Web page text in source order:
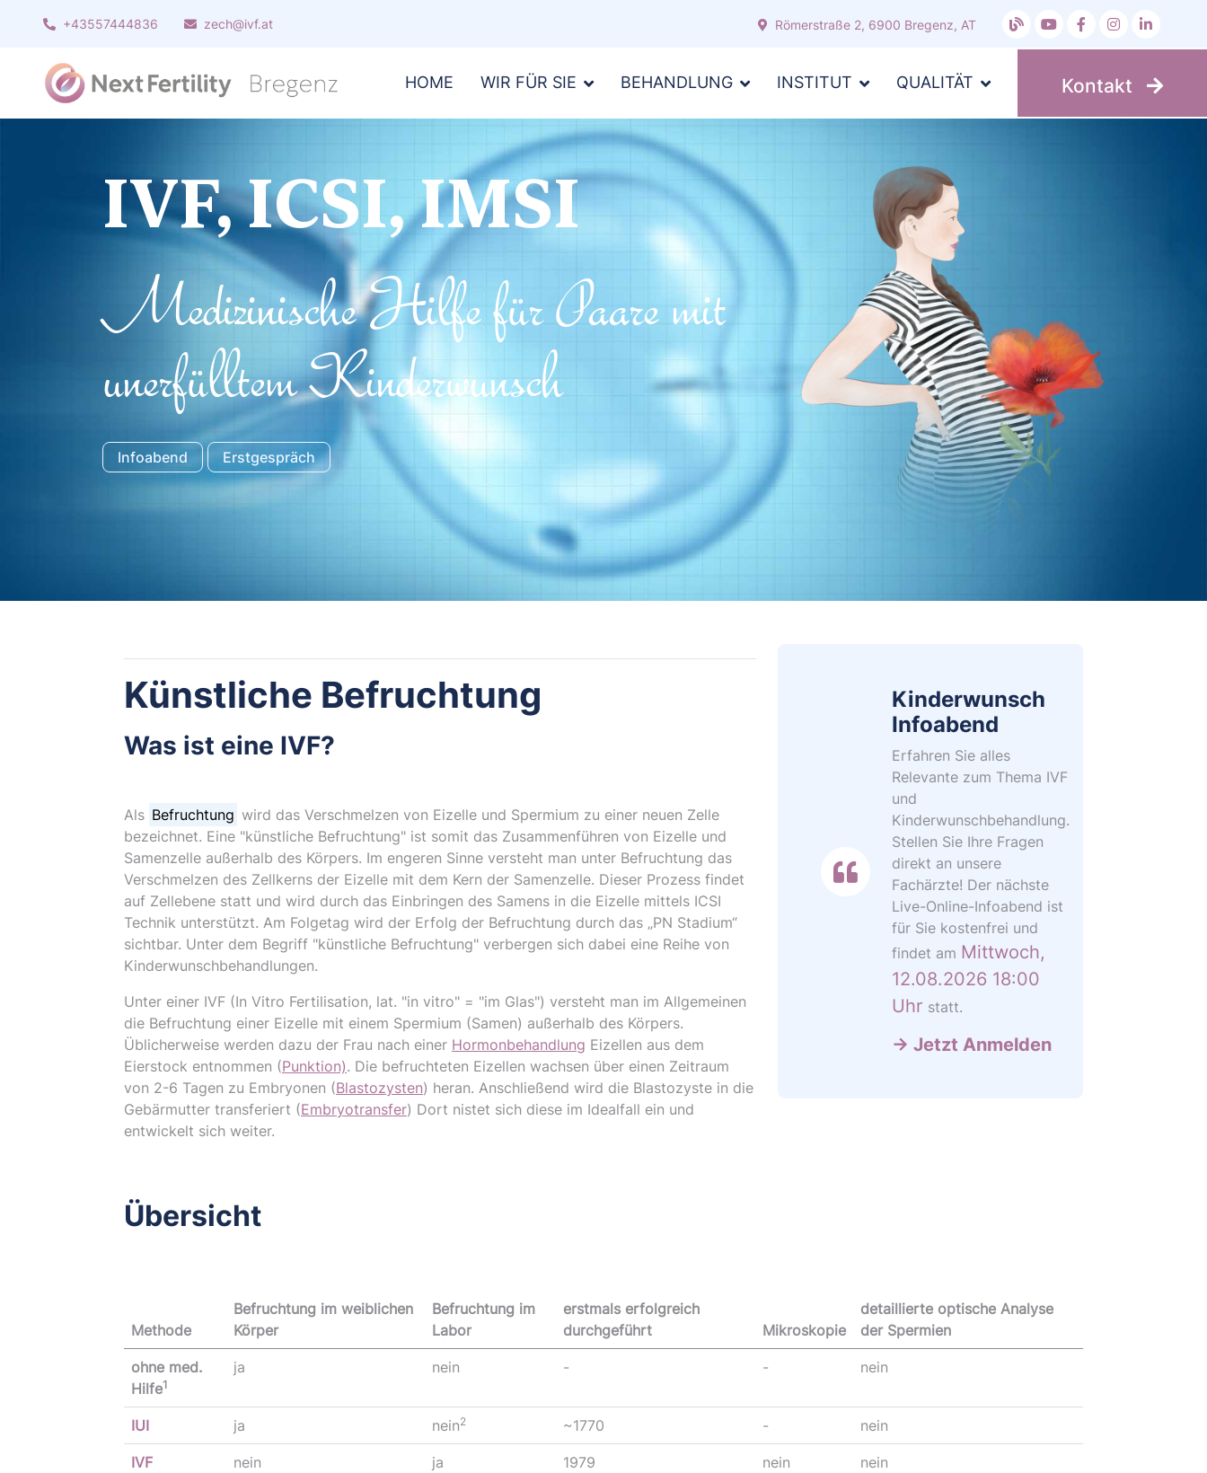
+43557444836 zech@ivf.at Römerstraße 2, 6900 Bregenz, AT
HOME WIR FÜR SIE BEHANDLUNG INSTITUT QUALITÄT Kontakt
IVF, ICSI, IMSI
Medizinische Hilfe für Paare mit
unerfülltem Kinderwunsch
Infoabend Erstgespräch
Künstliche Befruchtung
Was ist eine IVF?
Als Befruchtung wird das Verschmelzen von Eizelle und Spermium zu einer neuen Zelle
bezeichnet. Eine "künstliche Befruchtung" ist somit das Zusammenführen von Eizelle und
Samenzelle außerhalb des Körpers. Im engeren Sinne versteht man unter Befruchtung das
Verschmelzen des Zellkerns der Eizelle mit dem Kern der Samenzelle. Dieser Prozess findet
auf Zellebene statt und wird durch das Einbringen des Samens in die Eizelle mittels ICSI
Technik unterstützt. Am Folgetag wird der Erfolg der Befruchtung durch das „PN Stadium“
sichtbar. Unter dem Begriff "künstliche Befruchtung" verbergen sich dabei eine Reihe von
Kinderwunschbehandlungen.
Unter einer IVF (In Vitro Fertilisation, lat. "in vitro" = "im Glas") versteht man im Allgemeinen
die Befruchtung einer Eizelle mit einem Spermium (Samen) außerhalb des Körpers.
Üblicherweise werden dazu der Frau nach einer Hormonbehandlung Eizellen aus dem
Eierstock entnommen (Punktion). Die befruchteten Eizellen wachsen über einen Zeitraum
von 2-6 Tagen zu Embryonen (Blastozysten) heran. Anschließend wird die Blastozyste in die
Gebärmutter transferiert (Embryotransfer) Dort nistet sich diese im Idealfall ein und
entwickelt sich weiter.
Kinderwunsch
Infoabend
Erfahren Sie alles
Relevante zum Thema IVF
und
Kinderwunschbehandlung.
Stellen Sie Ihre Fragen
direkt an unsere
Fachärzte! Der nächste
Live-Online-Infoabend ist
für Sie kostenfrei und
findet am Mittwoch,
12.08.2026 18:00
Uhr statt.
→ Jetzt Anmelden
Übersicht
Methode
Befruchtung im weiblichen
Körper
Befruchtung im
Labor
erstmals erfolgreich
durchgeführt
Mikroskopie
detaillierte optische Analyse
der Spermien
ohne med.
Hilfe1
ja nein - - nein
IUI ja nein2 ~1770 - nein
IVF nein ja 1979 nein nein